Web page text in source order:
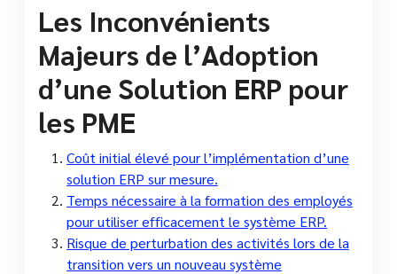
Les Inconvénients
Majeurs de l’Adoption
d’une Solution ERP pour
les PME
Coût initial élevé pour l’implémentation d’une
solution ERP sur mesure.
Temps nécessaire à la formation des employés
pour utiliser efficacement le système ERP.
Risque de perturbation des activités lors de la
transition vers un nouveau système